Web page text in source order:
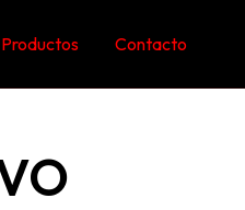
Productos Contacto